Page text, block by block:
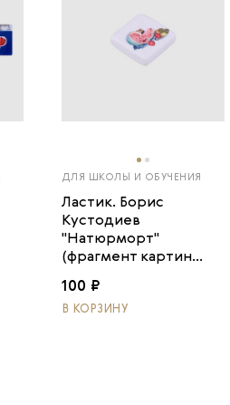
ДЛЯ ШКОЛЫ И ОБУЧЕНИЯ
Ластик. Борис
Кустодиев
"Натюрморт"
(фрагмент картин...
100 ₽
В КОРЗИНУ